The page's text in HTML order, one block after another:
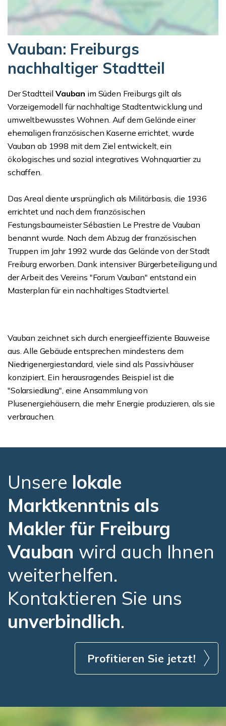
Vauban: Freiburgs
nachhaltiger Stadtteil
Der Stadtteil Vauban im Süden Freiburgs gilt als
Vorzeigemodell für nachhaltige Stadtentwicklung und
umweltbewusstes Wohnen. Auf dem Gelände einer
ehemaligen französischen Kaserne errichtet, wurde
Vauban ab 1998 mit dem Ziel entwickelt, ein
ökologisches und sozial integratives Wohnquartier zu
schaffen.
Das Areal diente ursprünglich als Militärbasis, die 1936
errichtet und nach dem französischen
Festungsbaumeister Sébastien Le Prestre de Vauban
benannt wurde. Nach dem Abzug der französischen
Truppen im Jahr 1992 wurde das Gelände von der Stadt
Freiburg erworben. Dank intensiver Bürgerbeteiligung und
der Arbeit des Vereins "Forum Vauban" entstand ein
Masterplan für ein nachhaltiges Stadtviertel.
Vauban zeichnet sich durch energieeffiziente Bauweise
aus. Alle Gebäude entsprechen mindestens dem
Niedrigenergiestandard, viele sind als Passivhäuser
konzipiert. Ein herausragendes Beispiel ist die
"Solarsiedlung", eine Ansammlung von
Plusenergiehäusern, die mehr Energie produzieren, als sie
verbrauchen.
Unsere lokale
Marktkenntnis als
Makler für Freiburg
Vauban wird auch Ihnen
weiterhelfen.
Kontaktieren Sie uns
unverbindlich.
Profitieren Sie jetzt!